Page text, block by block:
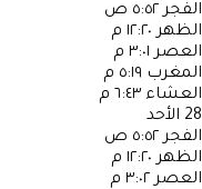
الفجر ٥:٥٢ ص
الظهر ١٢:٢٠ م
العصر ٣:٠١ م
المغرب ٥:١٩ م
العشاء ٦:٤٣ م
28 الأحد
الفجر ٥:٥٢ ص
الظهر ١٢:٢٠ م
العصر ٣:٠٢ م